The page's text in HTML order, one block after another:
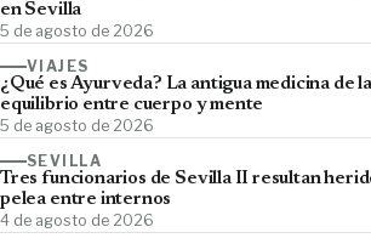
en Sevilla
5 de agosto de 2026
VIAJES
¿Qué es Ayurveda? La antigua medicina de
equilibrio entre cuerpo y mente
5 de agosto de 2026
SEVILLA
Tres funcionarios de Sevilla II resultan
pelea entre internos
4 de agosto de 2026